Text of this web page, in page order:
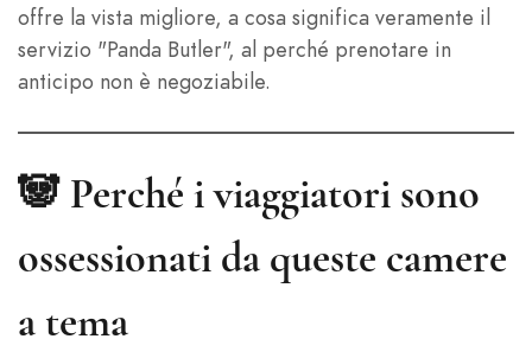
offre la vista migliore, a cosa significa veramente il
servizio "Panda Butler", al perché prenotare in
anticipo non è negoziabile.
🐼 Perché i viaggiatori sono
ossessionati da queste camere
a tema